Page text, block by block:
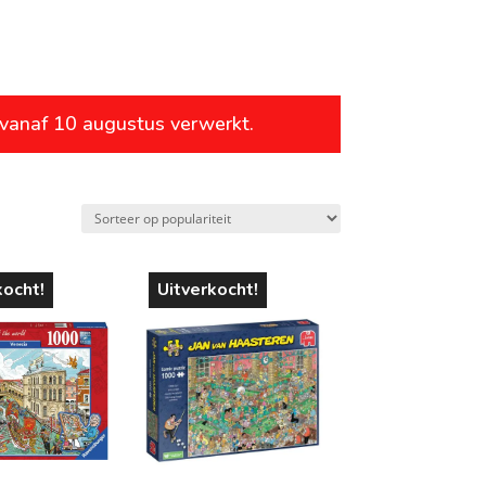
leeftijd
vanaf 1 jaar
vanaf 6 jaar
vanaf 10 jaar
vanaf 12 jaar
vanaf 14 jaar
vanaf 16 jaar
10 augustus verwerkt.
Uitverkocht!